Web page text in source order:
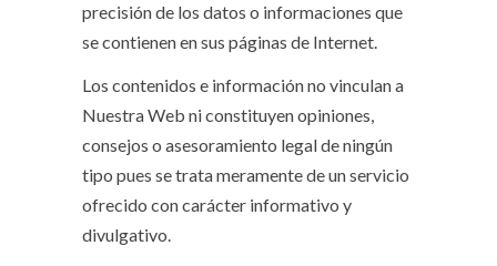
precisión de los datos o informaciones que
se contienen en sus páginas de Internet.
Los contenidos e información no vinculan a
Nuestra Web ni constituyen opiniones,
consejos o asesoramiento legal de ningún
tipo pues se trata meramente de un servicio
ofrecido con carácter informativo y
divulgativo.